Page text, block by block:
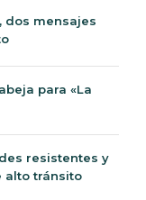
dos mensajes
para «La
resistentes y
alto tránsito